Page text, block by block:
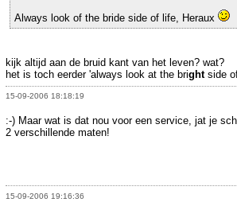
Always look of the bride side of life, Heraux
kijk altijd aan de bruid kant van het leven? wat?
het is toch eerder 'always look at the brightside
15-09-2006 18:18:19
:-) Maar wat is dat nou voor een service, jat je
2 verschillende maten!
15-09-2006 19:16:36